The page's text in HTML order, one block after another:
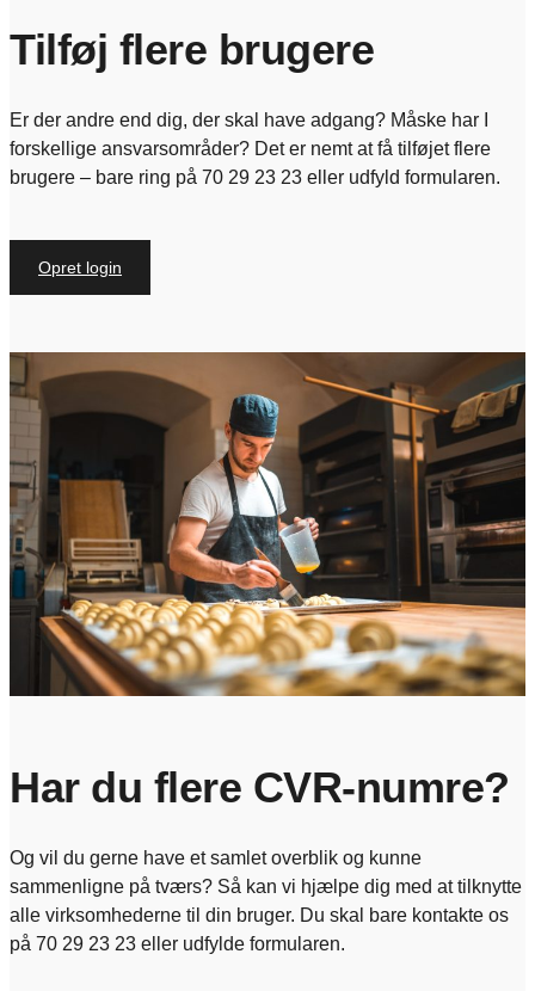
Tilføj flere brugere
Er der andre end dig, der skal have adgang? Måske har I
forskellige ansvarsområder? Det er nemt at få tilføjet flere
brugere – bare ring på 70 29 23 23 eller udfyld formularen.
Opret login
Har du flere CVR-numre?
Og vil du gerne have et samlet overblik og kunne
sammenligne på tværs? Så kan vi hjælpe dig med at tilknytte
alle virksomhederne til din bruger. Du skal bare kontakte os
på 70 29 23 23 eller udfylde formularen.